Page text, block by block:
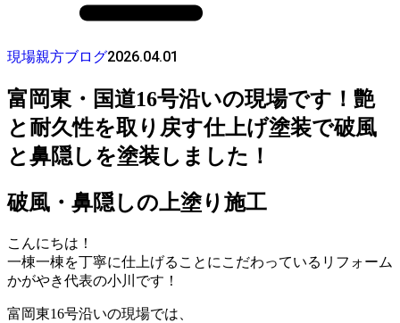
現場親方ブログ2026.04.01
富岡東・国道16号沿いの現場です！艶
と耐久性を取り戻す仕上げ塗装で破風
と鼻隠しを塗装しました！
破風・鼻隠しの上塗り施工
こんにちは！
一棟一棟を丁寧に仕上げることにこだわっているリフォーム
かがやき代表の小川です！
富岡東16号沿いの現場では、